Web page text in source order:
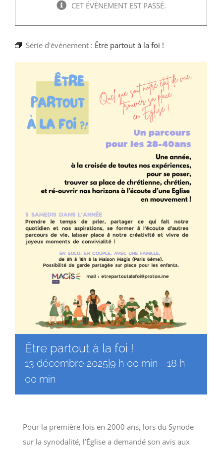
Magis Paris
Cowork Magis
JRS France
Réseau Magis
CET ÉVÈNEMENT EST PASSÉ.
Série d'événement : Être partout à la foi !
Être partout à la foi !
13 décembre 2025|9 h 00 min - 18 h
00 min
Pour la première fois en 2000 ans, lors du Synode
sur la synodalité, l’Église a demandé son avis aux